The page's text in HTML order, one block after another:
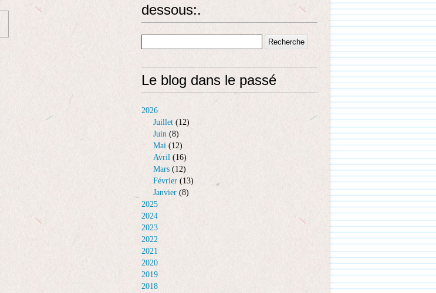
dessous:.
Le blog dans le passé
2026
Juillet (12)
Juin (8)
Mai (12)
Avril (16)
Mars (12)
Février (13)
Janvier (8)
2025
2024
2023
2022
2021
2020
2019
2018